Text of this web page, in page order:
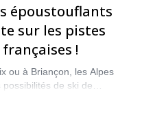
époustouflants
sur les pistes
!
ou à Briançon, les Alpes
de ski de
paysages d'Europe,